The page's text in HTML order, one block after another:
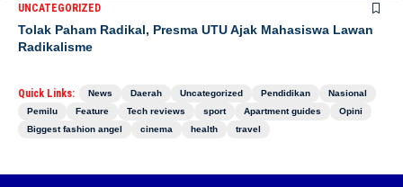
UNCATEGORIZED
Tolak Paham Radikal, Presma UTU Ajak Mahasiswa Lawan
Radikalisme
Quick Links: News Daerah Uncategorized Pendidikan
Nasional
Pemilu
Feature Tech reviews sport Apartment guides
Opini
Biggest fashion angel
cinema health travel